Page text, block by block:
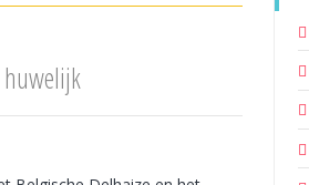
huwelijk